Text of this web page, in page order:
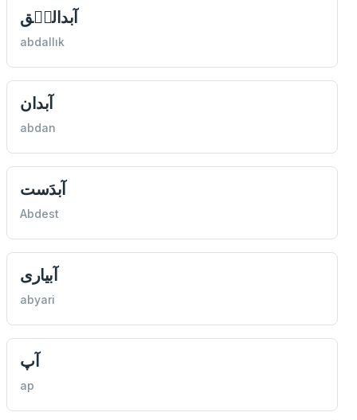
آبداللٖق
abdallık
آبدان
abdan
آبدَست
Abdest
آبیارى
abyari
آپ
ap